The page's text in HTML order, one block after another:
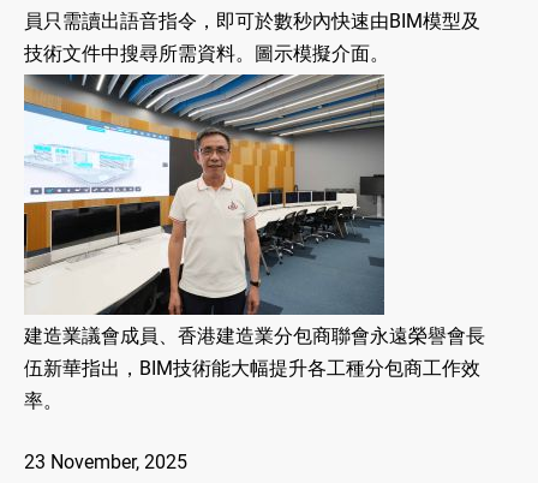
員只需讀出語音指令，即可於數秒內快速由BIM模型及
技術文件中搜尋所需資料。圖示模擬介面。
建造業議會成員、香港建造業分包商聯會永遠榮譽會長
伍新華指出，BIM技術能大幅提升各工種分包商工作效
率。
23 November, 2025